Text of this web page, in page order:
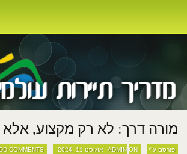
מורה דרך: לא רק מקצוע, אלא
פורסם ע"י ADMIN ON אוגוסט 11, 2024 COMMENTS